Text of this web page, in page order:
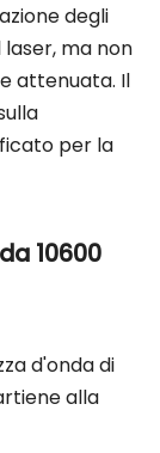
degli
ma non
attenuata. Il
per la
10600
d'onda di
alla